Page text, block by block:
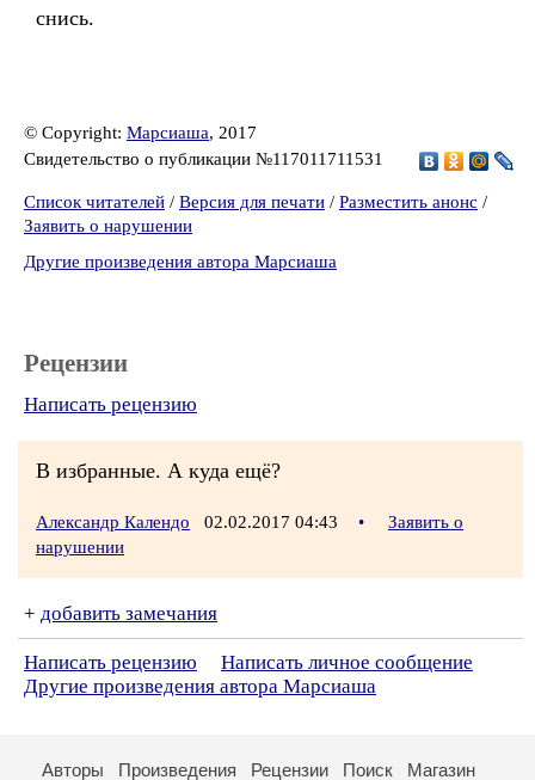
снись.
© Copyright: Марсиаша, 2017
Свидетельство о публикации №117011711531
Список читателей / Версия для печати / Разместить анонс /
Заявить о нарушении
Другие произведения автора Марсиаша
Рецензии
Написать рецензию
В избранные. А куда ещё?
Александр Календо 02.02.2017 04:43 •
Заявить о
нарушении
+ добавить замечания
Написать рецензию
Написать личное сообщение
Другие произведения автора Марсиаша
Авторы Произведения Рецензии Поиск Магазин